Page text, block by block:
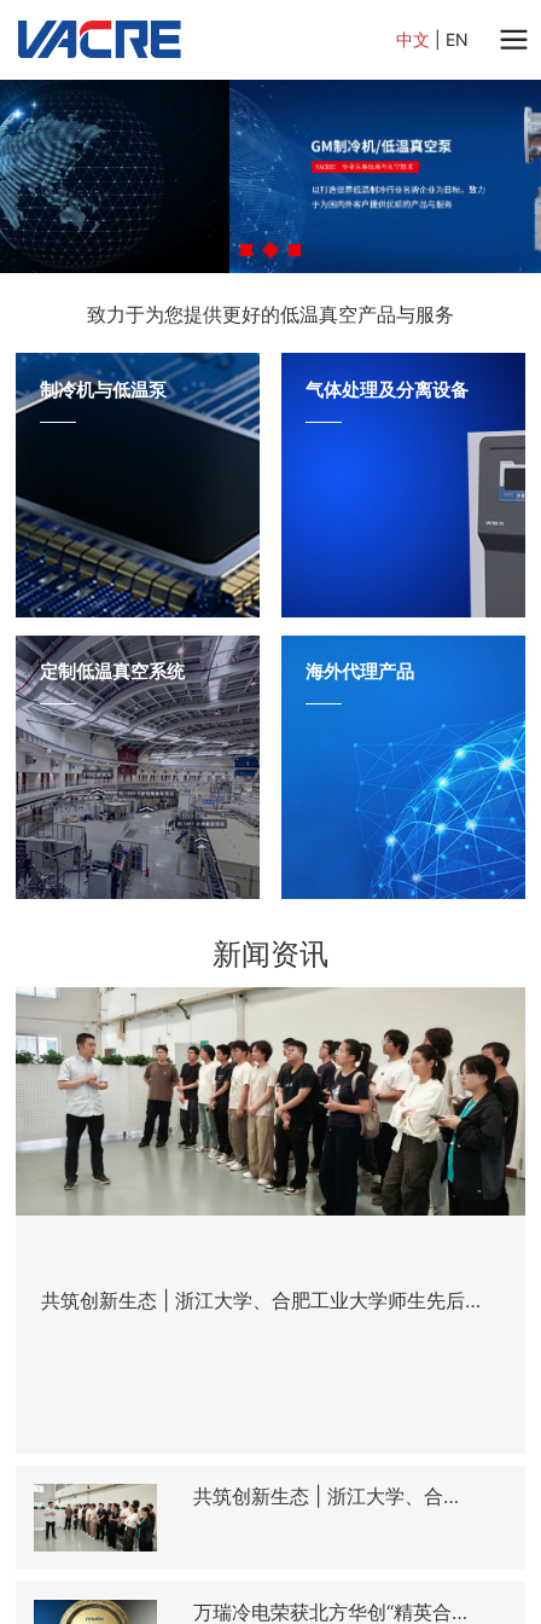
中文 EN
致力于为您提供更好的低温真空产品与服务
制冷机与低温泵 气体处理及分离设备
定制低温真空系统 海外代理产品
新闻资讯
共筑创新生态 | 浙江大学、合肥工业大学师生先后来
共筑创新生态 | 浙江大学、合肥
万瑞冷电荣获北方华创“精英合